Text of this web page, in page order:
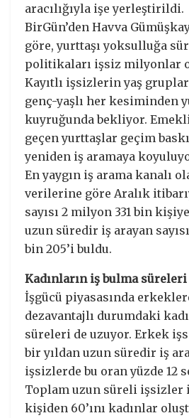
aracılığıyla işe yerleştirildi.
BirGün’den Havva
göre, yurttaşı yoksulluğa
politikaları işsiz milyonlar
Kayıtlı işsizlerin yaş
genç-yaşlı her kesiminden
kuyruğunda bekliyor.
geçen yurttaşlar geçim
yeniden iş aramaya
En yaygın iş arama kanalı
verilerine göre Aralık
sayısı 2 milyon 331 bin
uzun süredir iş arayan
bin 205’i buldu.
Kadınların iş bulma
İşgücü piyasasında
dezavantajlı durumdaki
süreleri de uzuyor. Erkek
bir yıldan uzun süredir iş
işsizlerde bu oran yüzde 12
Toplam uzun süreli işsizler
kişiden 60’ını kadınlar